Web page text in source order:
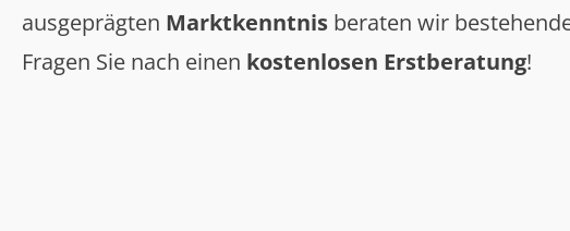
ausgeprägten Marktkenntnis beraten wir
Fragen Sie nach einen kostenlosen Erstberatung!